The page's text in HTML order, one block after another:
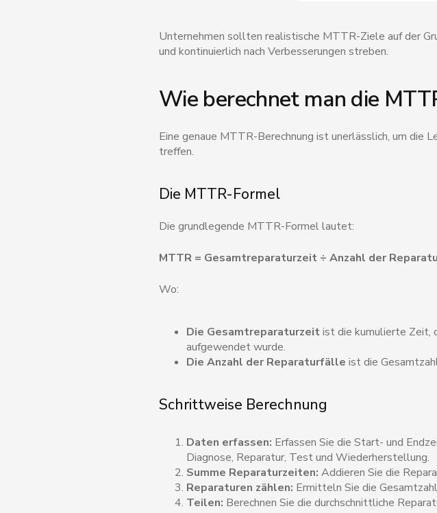
Unternehmen sollten realistische MTTR-Ziele auf der
und kontinuierlich nach Verbesserungen streben.
Wie berechnet man die
Eine genaue MTTR-Berechnung ist unerlässlich, um die
treffen.
Die MTTR-Formel
Die grundlegende MTTR-Formel lautet:
MTTR = Gesamtreparaturzeit ÷ Anzahl der
Wo:
Die Gesamtreparaturzeitist die kumulierte Zeit,
aufgewendet wurde.
Die Anzahl der Reparaturfälle ist die
Schrittweise Berechnung
Daten erfassen: Erfassen Sie die Start- und
Diagnose, Reparatur, Test und Wiederherstellung.
Summe Reparaturzeiten: Addieren Sie die
Reparaturen zählen: Ermitteln Sie die
Teilen: Berechnen Sie die durchschnittliche